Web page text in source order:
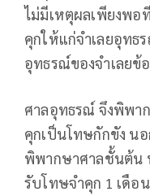
ไม่มีเหตุผลเพียงพอ
คุกให้แก่จำเลยอุทธ
อุทธรณ์ของจำเลยข้
ศาลอุทธรณ์ จึงพิพา
คุกเป็นโทษกักขัง น
พิพากษาศาลชั้นต้น
รับโทษจำคุก 1 เดื